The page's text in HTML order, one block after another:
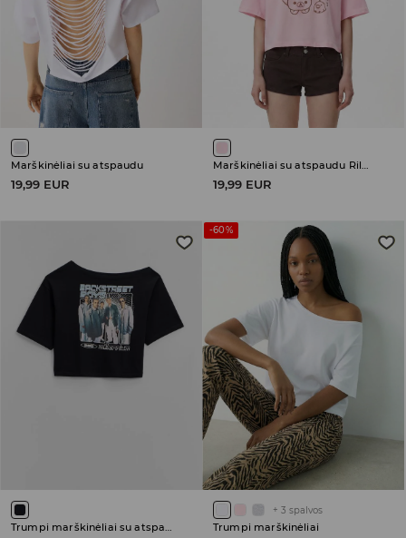
Marškinėliai su atspaudu
19,99 EUR
Marškinėliai su atspaudu Rilakkuma
19,99 EUR
-60%
+ 3 spalvos
Trumpi marškinėliai